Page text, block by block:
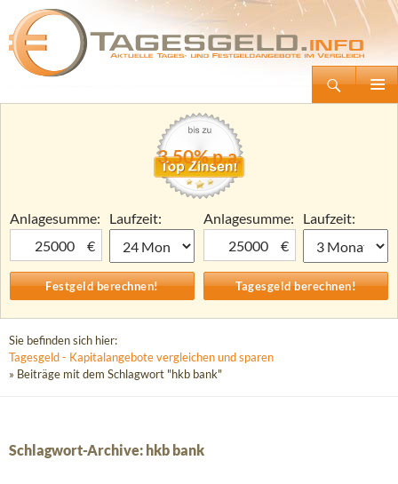
Tagesgeld.info – Tagesgeldkonten vergleichen und Tagesgeld-Zinsen berechnen
Zum
3,50% p.a.
Anlagesumme:
€
Laufzeit:
Anlagesumme:
€
Laufzeit:
Sie befinden sich hier:
Tagesgeld - Kapitalangebote vergleichen und sparen
» Beiträge mit dem Schlagwort "hkb bank"
Schlagwort-Archive: hkb bank